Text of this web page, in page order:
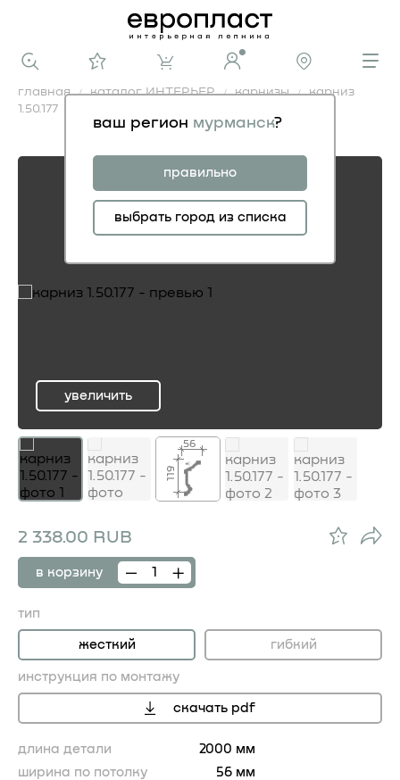
ваш регион мурманск?
правильно
выбрать город из списка
главная каталог ИНТЕРЬЕР карнизы
карниз
1.50.177
карниз 1.50.177
ru
увеличить
56
119
2 338.00 RUB
в корзину
тип
жесткий гибкий
инструкция по монтажу
скачать pdf
длина детали
2000 мм
ширина по потолку
56 мм